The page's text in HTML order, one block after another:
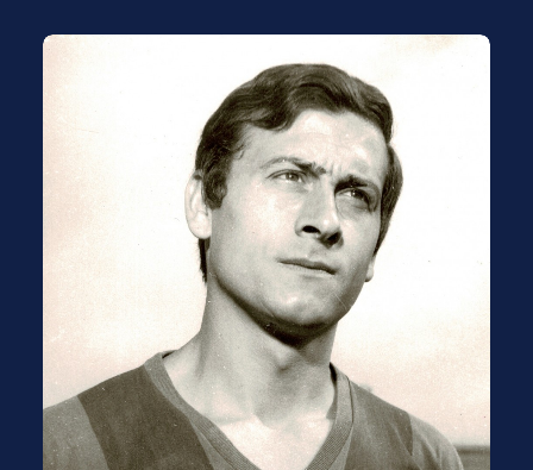
Pedro Mas